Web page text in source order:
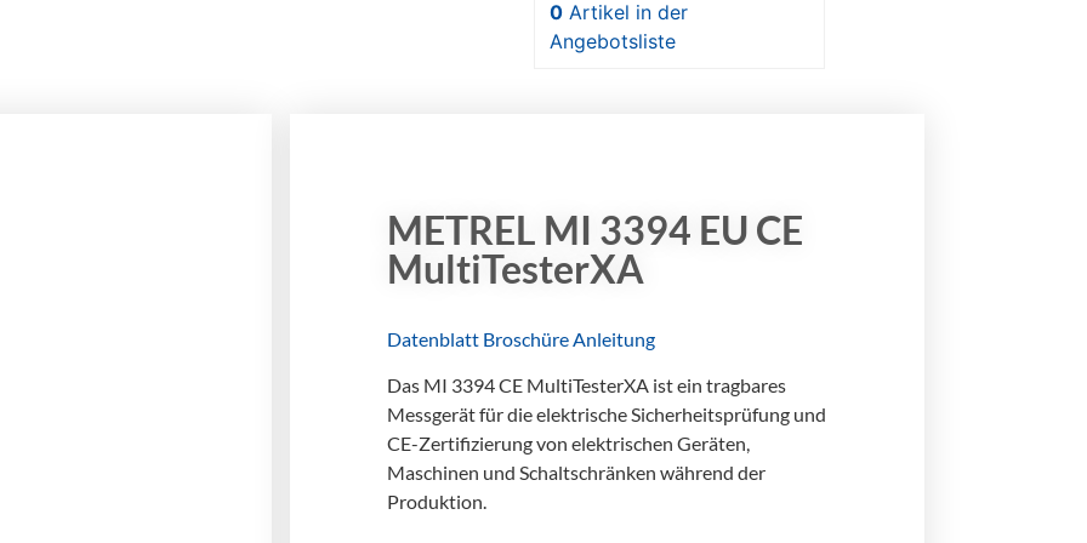
0Artikel in der
Angebotsliste
METREL MI 3394 EU CE
MultiTesterXA
Datenblatt BroschüreAnleitung
Das MI 3394 CE MultiTesterXA ist ein tragbares
Messgerät für die elektrische Sicherheitsprüfung und
CE-Zertifizierung von elektrischen Geräten,
Maschinen und Schaltschränken während der
Produktion.